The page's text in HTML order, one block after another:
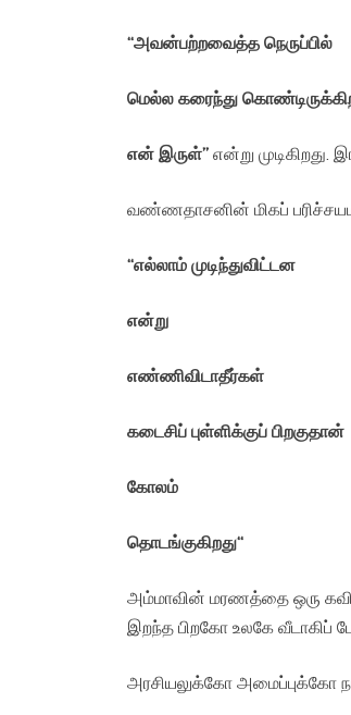
“அவன்பற்றவைத்த நெருப்பில்
மெல்ல கரைந்து
என் இருள்” என்று
வண்ணதாசனின் மிகப்
“எல்லாம் முடிந்துவிட்டன
என்று
எண்ணிவிடாதீர்கள்
கடைசிப் புள்ளிக்குப் பிறகுதான்
கோலம்
தொடங்குகிறது“
அம்மாவின் மரணத்தை ஒரு
இறந்த பிறகோ உலகே வீடாகிப்
அரசியலுக்கோ அமைப்புக்கோ